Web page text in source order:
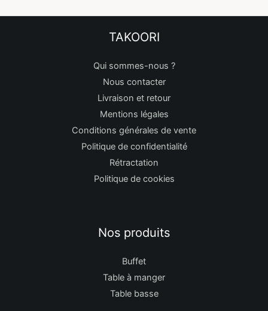
TAKOORI
Qui sommes-nous ?
Nous contacter
Livraison et retour
Mentions légales
Conditions générales de vente
Politique de confidentialité
Rétractation
Politique de cookies
Nos produits
Buffet
Table à manger
Table basse